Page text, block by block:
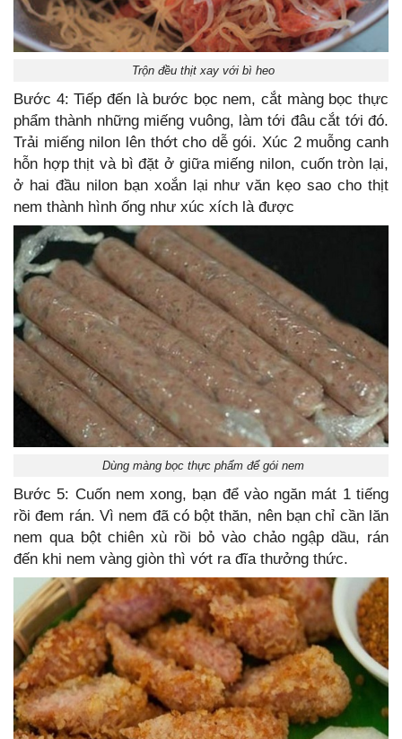
Trộn đều thịt xay với bì heo
Bước 4: Tiếp đến là bước bọc nem, cắt màng bọc thực
phẩm thành những miếng vuông, làm tới đâu cắt tới đó.
Trải miếng nilon lên thớt cho dễ gói. Xúc 2 muỗng canh
hỗn hợp thịt và bì đặt ở giữa miếng nilon, cuốn tròn lại,
ở hai đầu nilon bạn xoắn lại như văn kẹo sao cho thịt
nem thành hình ống như xúc xích là được
Dùng màng bọc thực phẩm để gói nem
Bước 5: Cuốn nem xong, bạn để vào ngăn mát 1 tiếng
rồi đem rán. Vì nem đã có bột thăn, nên bạn chỉ cần lăn
nem qua bột chiên xù rồi bỏ vào chảo ngập dầu, rán
đến khi nem vàng giòn thì vớt ra đĩa thưởng thức.